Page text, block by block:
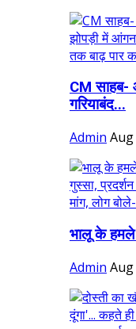
CM साहब-
गरियाबंद...
Admin Aug
भालू के हमले
Admin Aug